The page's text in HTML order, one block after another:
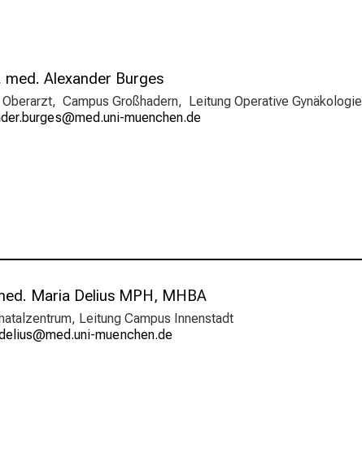
einrichtungen/weitere-
index.html
med. Alexander Burges
Oberarzt, Campus Großhadern, Leitung Operative Gynäkologie
vimefu;l_vfWiuyziu-mi
Maria Delius MPH, MHBA
Leitung Campus Innenstadt
vimsfSuSlGvfi;uyziuemi